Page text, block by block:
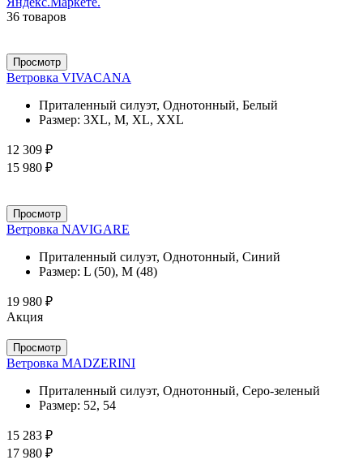
36 товаров
Просмотр
Ветровка VIVACANA
Приталенный силуэт, Однотонный, Белый
Размер: 3XL, M, XL, XXL
12 309 ₽
15 980 ₽
Просмотр
Ветровка NAVIGARE
Приталенный силуэт, Однотонный, Синий
Размер: L (50), M (48)
19 980 ₽
Акция
Просмотр
Ветровка MADZERINI
Приталенный силуэт, Однотонный, Серо-зеленый
Размер: 52, 54
15 283 ₽
17 980 ₽